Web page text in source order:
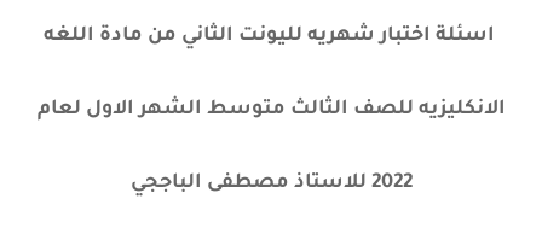
اسئلة اختبار شهريه لليونت الثاني من مادة اللغه
الانكليزيه للصف الثالث متوسط الشهر الاول لعام
2022 للاستاذ مصطفى الباججي